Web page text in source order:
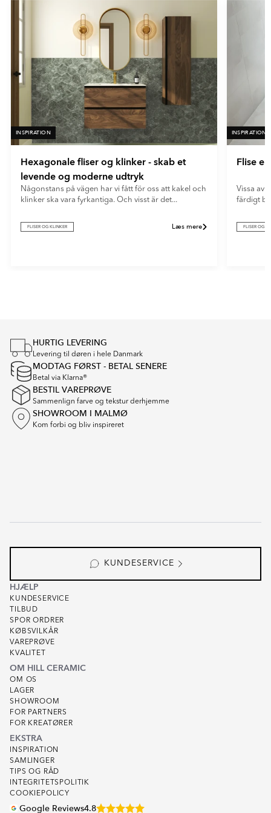
INSPIRATION
Hexagonale fliser og klinker - skab et
levende og moderne udtryk
Någonstans på vägen har vi fått för oss att kakel och
klinker ska vara fyrkantiga. Och visst är det...
FLISER OG KLINKER Læs mere
INSPIRATION
Flise
Vissa av
färdigt
FLISER OG
HURTIG LEVERING
Levering til døren i hele Danmark
MODTAG FØRST - BETAL SENERE
Betal via Klarna®
BESTIL VAREPRØVE
Sammenlign farve og tekstur derhjemme
SHOWROOM I MALMØ
Kom forbi og bliv inspireret
KUNDESERVICE
HJÆLP
KUNDESERVICE
TILBUD
SPOR ORDRER
KØBSVILKÅR
VAREPRØVE
KVALITET
OM HILL CERAMIC
OM OS
LAGER
SHOWROOM
FOR PARTNERS
FOR KREATØRER
EKSTRA
INSPIRATION
SAMLINGER
TIPS OG RÅD
INTEGRITETSPOLITIK
COOKIEPOLICY
Google Reviews4.8